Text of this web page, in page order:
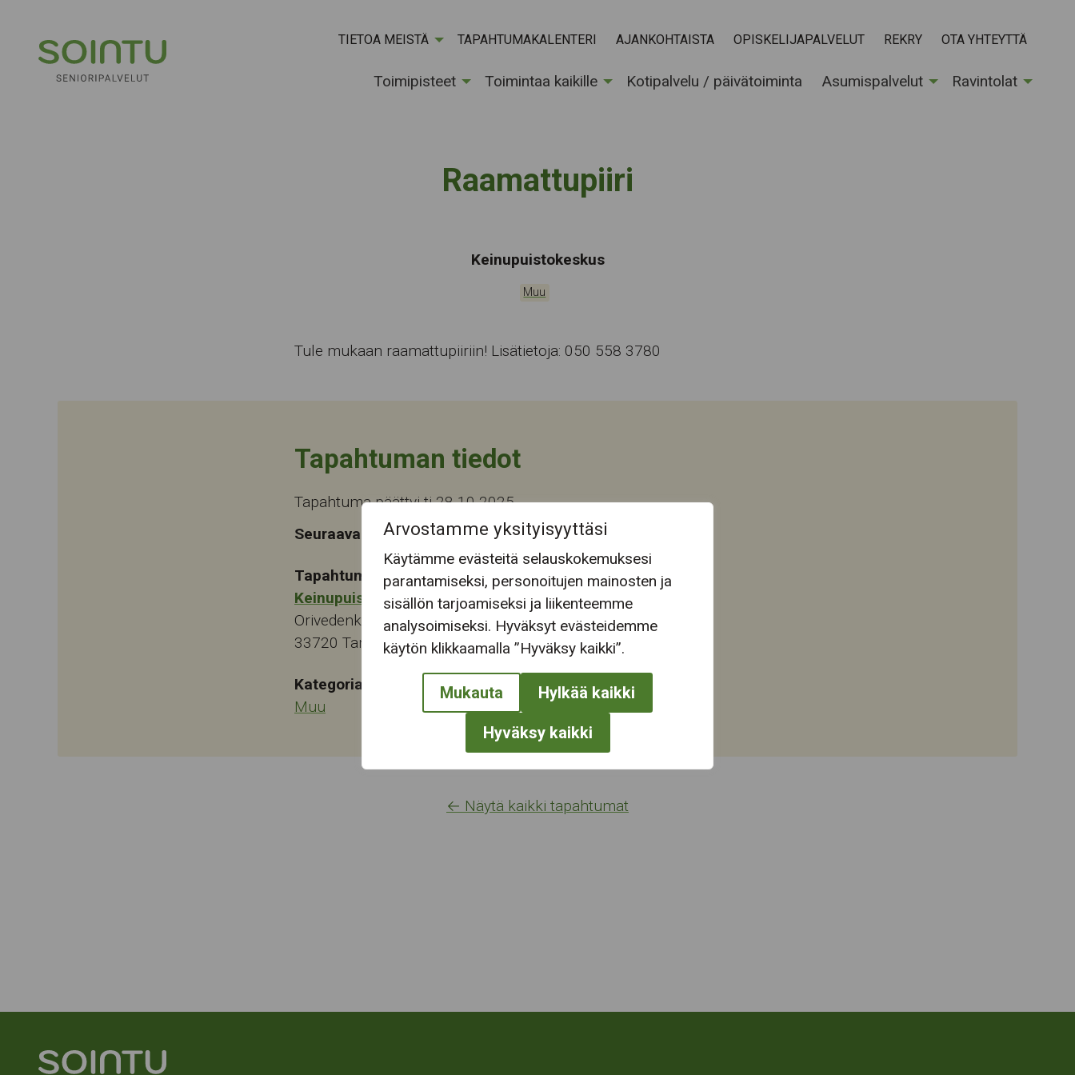
Arvostamme yksityisyyttäsi
Käytämme evästeitä selauskokemuksesi
parantamiseksi, personoitujen mainosten ja
sisällön tarjoamiseksi ja liikenteemme
analysoimiseksi. Hyväksyt evästeidemme
käytön klikkaamalla ”Hyväksy kaikki”.
Mukauta Hylkää kaikki
Hyväksy kaikki
TIETOA MEISTÄ TAPAHTUMAKALENTERI AJANKOHTAISTA OPISKELIJAPALVELUT REKRY OTA YHTEYTTÄ
Toimipisteet Toimintaa kaikille Kotipalvelu / päivätoiminta Asumispalvelut Ravintolat
Raamattupiiri
Tapahtumapaikka:
Keinupuistokeskus
Kategoriat:
Muu
Tule mukaan raamattupiiriin! Lisätietoja: 050 558 3780
Tapahtuman tiedot
Tapahtuma päättyi ti 28.10.2025
Seuraava tapahtuma-aika
Tapahtumapaikka:
Keinupuistokeskus
Orivedenkatu 28
33720 Tampere
Kategoriat:
Muu
← Näytä kaikki tapahtumat